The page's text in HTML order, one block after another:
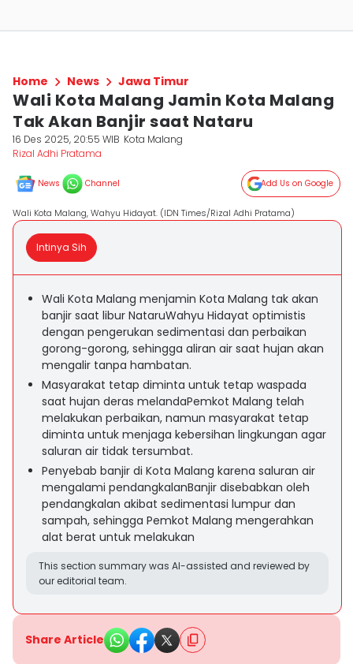
Home News Jawa Timur
Wali Kota Malang Jamin Kota Malang
Tak Akan Banjir saat Nataru
16 Des 2025, 20:55 WIB Kota Malang
Rizal Adhi Pratama
News Channel Add Us on Google
Wali Kota Malang, Wahyu Hidayat. (IDN Times/Rizal Adhi Pratama)
Intinya Sih
Wali Kota Malang menjamin Kota Malang tak akan
banjir saat libur NataruWahyu Hidayat optimistis
dengan pengerukan sedimentasi dan perbaikan
gorong-gorong, sehingga aliran air saat hujan akan
mengalir tanpa hambatan.
Masyarakat tetap diminta untuk tetap waspada
saat hujan deras melandaPemkot Malang telah
melakukan perbaikan, namun masyarakat tetap
diminta untuk menjaga kebersihan lingkungan agar
saluran air tidak tersumbat.
Penyebab banjir di Kota Malang karena saluran air
mengalami pendangkalanBanjir disebabkan oleh
pendangkalan akibat sedimentasi lumpur dan
sampah, sehingga Pemkot Malang mengerahkan
alat berat untuk melakukan
This section summary was AI-assisted and reviewed by
our editorial team.
Share Article